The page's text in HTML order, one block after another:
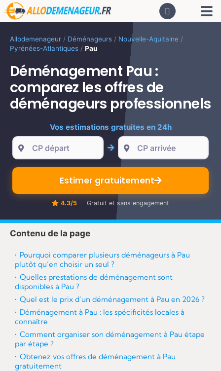
Passer
au
Allodemenageur / Déménageurs / Nouvelle-Aquitaine /
Pyrénées-Atlantiques / Pau
Déménagement Pau :
comparez les offres de
déménageurs professionnels
Vos estimations gratuites en 24h
Estimer gratuitement
4.3/5 — Gratuit et sans engagement
Contenu de la page
Pourquoi comparer plusieurs déménageurs à Pau
plutôt qu’en choisir un seul ?
Quelles prestations de déménagement sont
disponibles à Pau ?
Quel est le prix d’un déménagement à Pau en 2026 ?
Déménagement à Pau : les spécificités locales à
connaître
Comment organiser son déménagement à Pau étape
par étape ?
Obtenez vos offres de déménagement à Pau
gratuitement